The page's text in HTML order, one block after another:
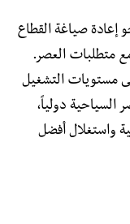
إعادة صياغة القطاع
متطلبات العصر.
مستويات التشغيل
السياحية دولياً،
واستغلال أفضل